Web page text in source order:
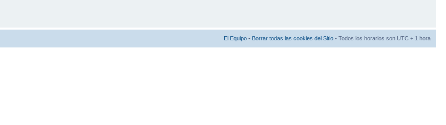
El Equipo • Borrar todas las cookies del Sitio • Todos los horarios son UTC + 1 hora